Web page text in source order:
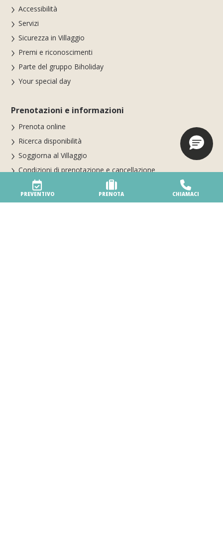
PREVENTIVO PRENOTA CHIAMACI
Accessibilità
Servizi
Sicurezza in Villaggio
Premi e riconoscimenti
Parte del gruppo Biholiday
Your special day
Prenotazioni e informazioni
Prenota online
Ricerca disponibilità
Soggiorna al Villaggio
Condizioni di prenotazione e cancellazione
Dove siamo · Mappa
Contatti · Orari centro prenotazioni